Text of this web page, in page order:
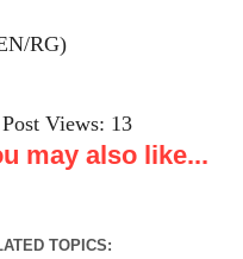
RG)
Post Views: 13
may also like...
TOPICS: